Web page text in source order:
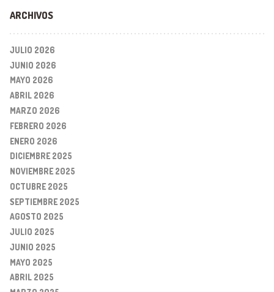
ARCHIVOS
JULIO 2026
JUNIO 2026
MAYO 2026
ABRIL 2026
MARZO 2026
FEBRERO 2026
ENERO 2026
DICIEMBRE 2025
NOVIEMBRE 2025
OCTUBRE 2025
SEPTIEMBRE 2025
AGOSTO 2025
JULIO 2025
JUNIO 2025
MAYO 2025
ABRIL 2025